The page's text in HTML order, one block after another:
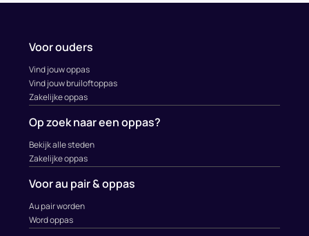
Voor ouders
Vind jouw oppas
Vind jouw bruiloftoppas
Zakelijke oppas
Op zoek naar een oppas?
Bekijk alle steden
Zakelijke oppas
Voor au pair & oppas
Au pair worden
Word oppas